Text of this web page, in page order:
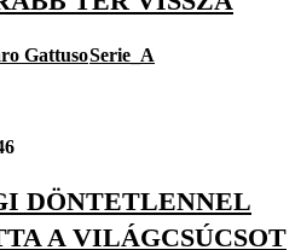
GattusoSerie_A
DÖNTETLENNEL
A VILÁGCSÚCSOT